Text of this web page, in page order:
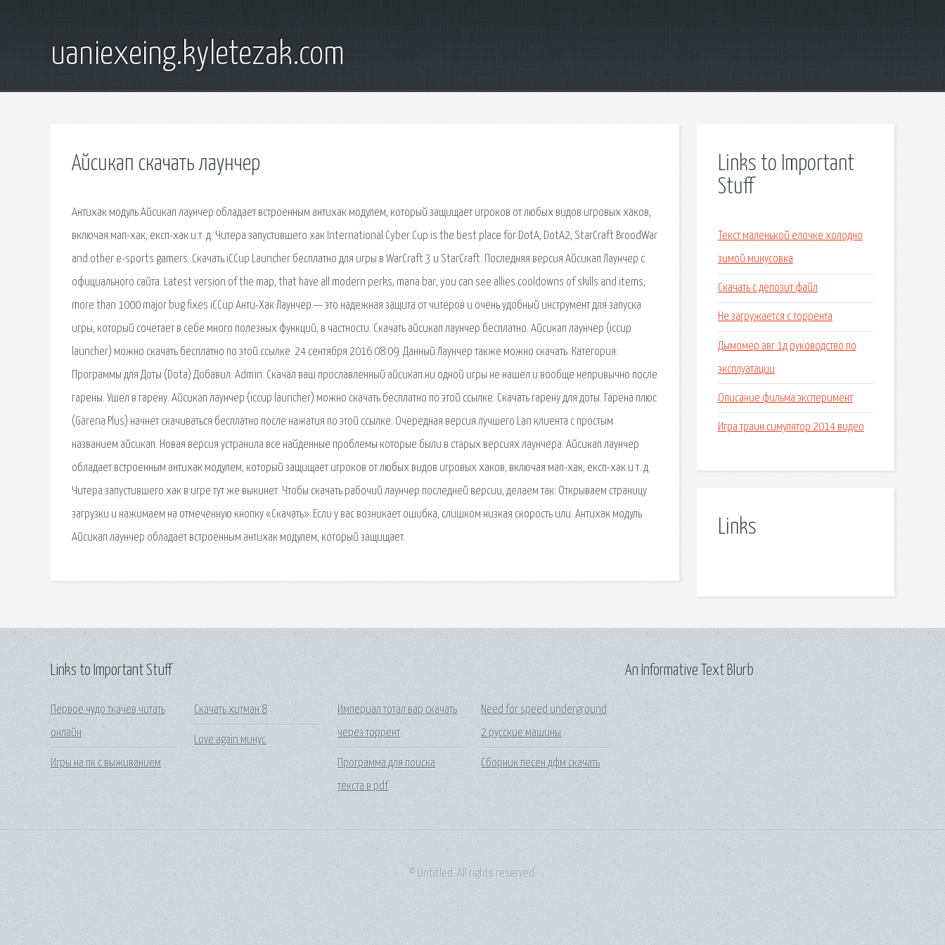
uaniexeing.kyletezak.com
Айсикап скачать лаунчер
Антихак модуль Айсикап лаунчер обладает встроенным антихак модулем, который защищает игроков от любых видов игровых хаков,
включая мап-хак, експ-хак и т. д. Читера запустившего хак International Cyber Cup is the best place for DotA, DotA2, StarCraft BroodWar
and other e-sports gamers. Скачать iCCup Launcher бесплатно для игры в WarCraft 3 и StarCraft. Последняя версия Айсикап Лаунчер с
официального сайта. Latest version of the map, that have all modern perks, mana bar, you can see allies cooldowns of skills and items,
more than 1000 major bug fixes iCCup Анти-Хак Лаунчер — это надежная защита от читеров и очень удобный инструмент для запуска
игры, который сочетает в себе много полезных функций, в частности. Скачать айсикап лаунчер бесплатно. Айсикап лаунчер (iccup
launcher) можно скачать бесплатно по этой ссылке. 24 сентября 2016 08:09. Данный Лаунчер также можно скачать. Категория:
Программы для Доты (Dota) Добавил: Admin. Cкачал ваш прославленный айсикап.ни одной игры не нашел.и вообще непривычно после
гарены. Ушел в гарену. Айсикап лаунчер (iccup launcher) можно скачать бесплатно по этой ссылке. Скачать гарену для доты. Гарена плюс
(Garena Plus) начнет скачиваться бесплатно после нажатия по этой ссылке. Очередная версия лучшего Lan клиента с простым
названием айсикап. Новая версия устранила все найденные проблемы которые были в старых версиях лаунчера. Айсикап лаунчер
обладает встроенным антихак модулем, который защищает игроков от любых видов игровых хаков, включая мап-хак, експ-хак и т. д.
Читера запустившего хак в игре тут же выкинет. Чтобы скачать рабочий лаунчер последней версии, делаем так: Открываем страницу
загрузки и нажимаем на отмеченную кнопку «Скачать». Если у вас возникает ошибка, слишком низкая скорость или. Антихак модуль
Айсикап лаунчер обладает встроенным антихак модулем, который защищает.
Links to Important
Stuff
Текст маленькой елочке холодно
зимой минусовка
Скачать с депозит файл
Не загружается с торрента
Дымомер авг 1д руководство по
эксплуатации
Описание фильма эксперимент
Игра траин симулятор 2014 видео
Links
Links to Important Stuff
Первое чудо ткачев читать
онлайн
Игры на пк с выживанием
Скачать хитман 8
Love again минус
Империал тотал вар скачать
через торрент
Программа для поиска
текста в pdf
Need for speed underground
2 русские машины
Сборник песен дфм скачать
An Informative Text Blurb
© Untitled. All rights reserved.